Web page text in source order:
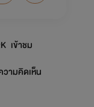
เข้าชม
วามคิดเห็น